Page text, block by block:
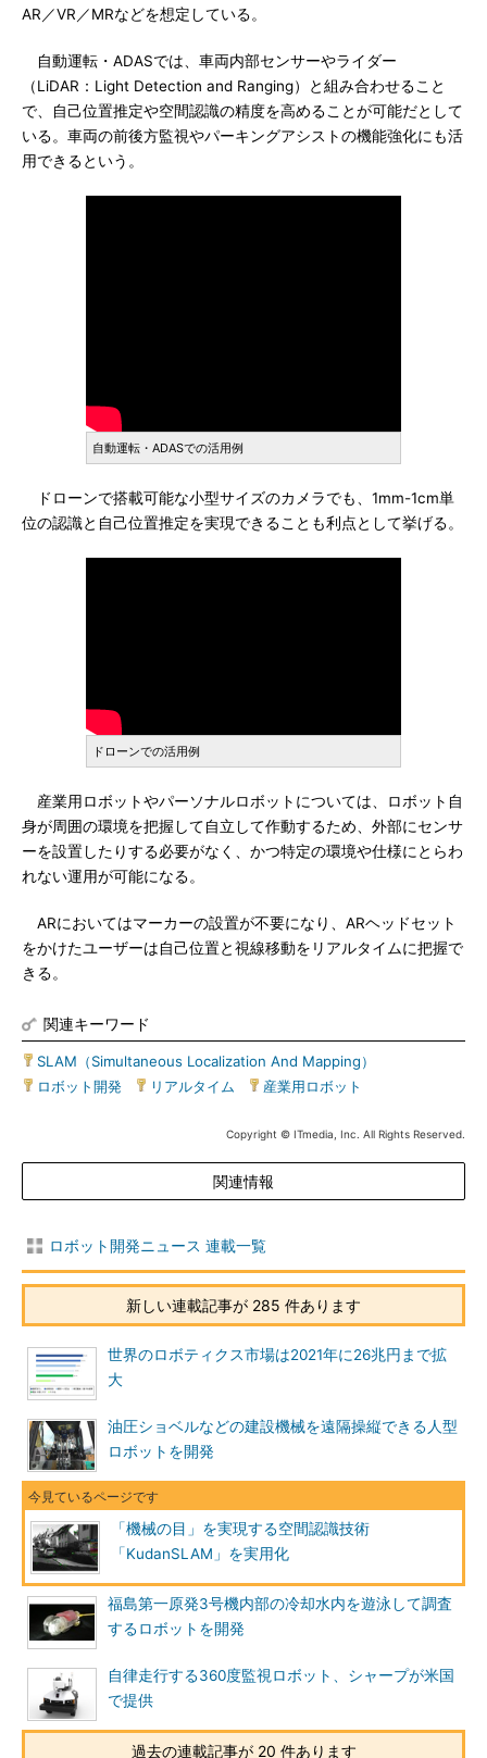
AR／VR／MRなどを想定している。
自動運転・ADASでは、車両内部センサーやライダー
（LiDAR：Light Detection and Ranging）と組み合わせること
で、自己位置推定や空間認識の精度を高めることが可能だとして
いる。車両の前後方監視やパーキングアシストの機能強化にも活
用できるという。
自動運転・ADASでの活用例
ドローンで搭載可能な小型サイズのカメラでも、1mm-1cm単
位の認識と自己位置推定を実現できることも利点として挙げる。
ドローンでの活用例
産業用ロボットやパーソナルロボットについては、ロボット自
身が周囲の環境を把握して自立して作動するため、外部にセンサ
ーを設置したりする必要がなく、かつ特定の環境や仕様にとらわ
れない運用が可能になる。
ARにおいてはマーカーの設置が不要になり、ARヘッドセット
をかけたユーザーは自己位置と視線移動をリアルタイムに把握で
きる。
関連キーワード
SLAM（Simultaneous Localization And Mapping）
ロボット開発
リアルタイム 産業用ロボット
Copyright © ITmedia, Inc. All Rights Reserved.
関連情報
ロボット開発ニュース 連載一覧
新しい連載記事が 285 件あります
世界のロボティクス市場は2021年に26兆円まで拡
大
油圧ショベルなどの建設機械を遠隔操縦できる人型
ロボットを開発
「機械の目」を実現する空間認識技術
「KudanSLAM」を実用化
福島第一原発3号機内部の冷却水内を遊泳して調査
するロボットを開発
自律走行する360度監視ロボット、シャープが米国
で提供
過去の連載記事が 20 件あります